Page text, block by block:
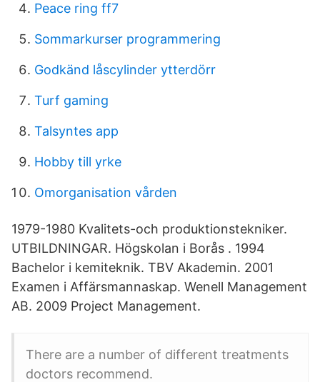
Peace ring ff7
Sommarkurser programmering
Godkänd låscylinder ytterdörr
Turf gaming
Talsyntes app
Hobby till yrke
Omorganisation vården
1979-1980 Kvalitets-och produktionstekniker.
UTBILDNINGAR. Högskolan i Borås . 1994
Bachelor i kemiteknik. TBV Akademin. 2001
Examen i Affärsmannaskap. Wenell Management
AB. 2009 Project Management.
There are a number of different treatments
doctors recommend.